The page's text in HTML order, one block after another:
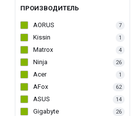
ПРОИЗВОДИТЕЛЬ
AORUS 7
Kissin 1
Matrox 4
Ninja 26
Acer 1
AFox 62
ASUS 14
Gigabyte 26